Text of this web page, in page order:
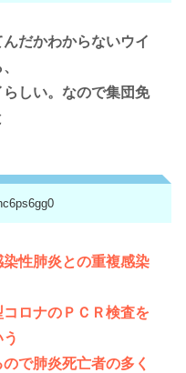
だかわからないウイ
しい。なので集団免
性肺炎との重複感染
ロナのＰＣＲ検査を
で肺炎死亡者の多く